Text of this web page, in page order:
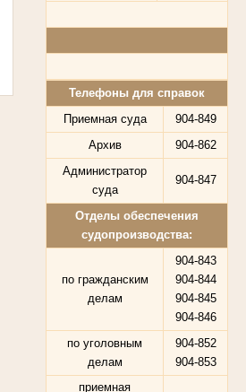
Телефоны для справок
Приемная суда
904-849
Архив
904-862
Администратор
суда
904-847
Отделы обеспечения
судопроизводства:
по гражданским
делам
904-843
904-844
904-845
904-846
по уголовным
делам
904-852
904-853
приемная